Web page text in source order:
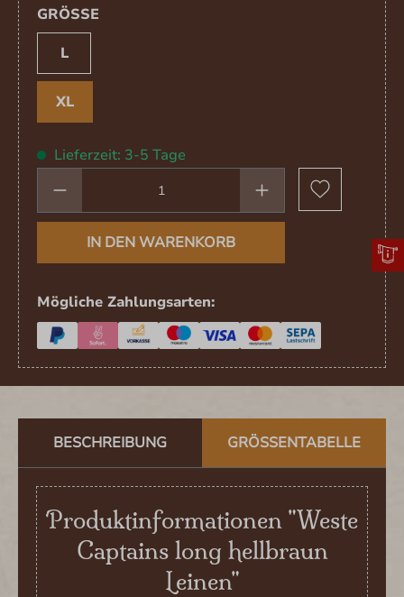
GRÖSSE
L
XL
Lieferzeit: 3-5 Tage
Produkt Anzahl: Gib den
IN DEN WARENKORB
Mögliche Zahlungsarten:
BESCHREIBUNG GRÖSSENTABELLE
Produktinformationen "Weste
Captains long hellbraun
Leinen"